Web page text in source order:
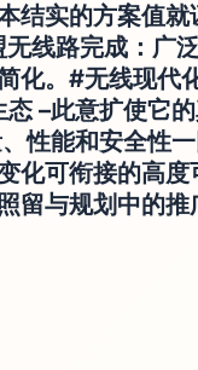
结实的方案值
线路完成：广
化。#无线现代
–此意扩使它
性能和安全性
可衔接的高度
与规划中的推